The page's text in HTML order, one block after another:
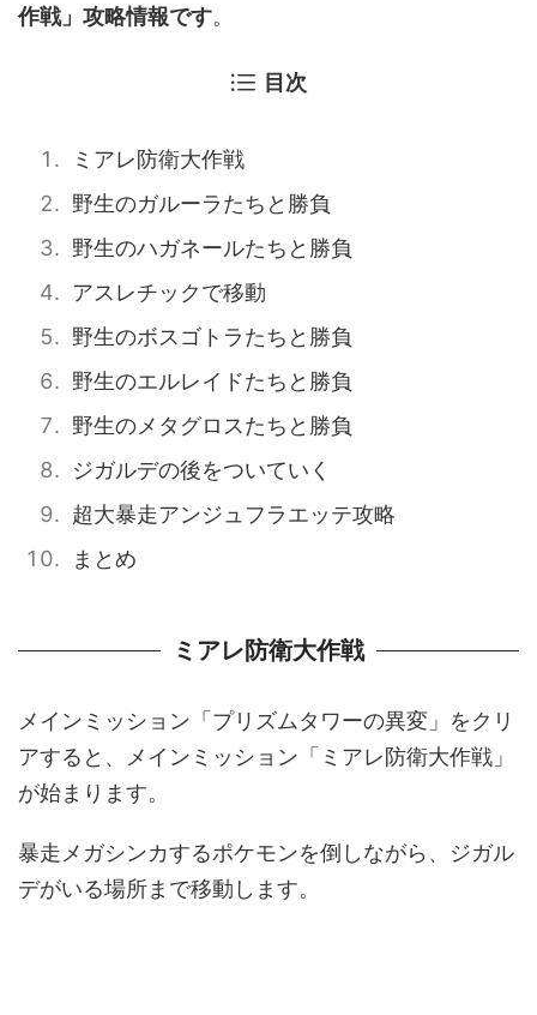
作戦」攻略情報です。
目次
ミアレ防衛大作戦
野生のガルーラたちと勝負
野生のハガネールたちと勝負
アスレチックで移動
野生のボスゴトラたちと勝負
野生のエルレイドたちと勝負
野生のメタグロスたちと勝負
ジガルデの後をついていく
超大暴走アンジュフラエッテ攻略
まとめ
ミアレ防衛大作戦
メインミッション「プリズムタワーの異変」をクリ
アすると、メインミッション「ミアレ防衛大作戦」
が始まります。
暴走メガシンカするポケモンを倒しながら、ジガル
デがいる場所まで移動します。